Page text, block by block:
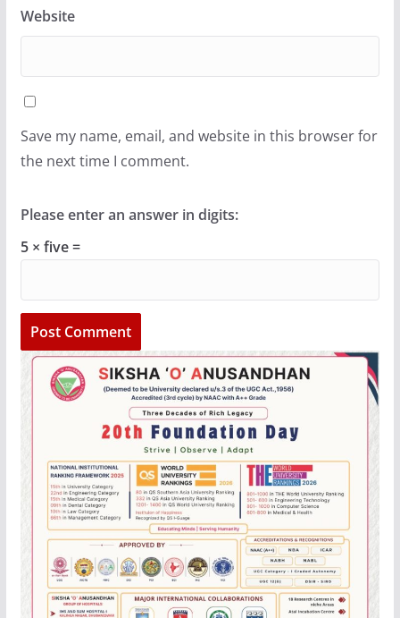
Website
Save my name, email, and website in this browser for
the next time I comment.
Please enter an answer in digits:
5 × five =